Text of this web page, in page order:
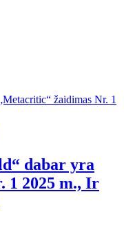
dabar yra
1 2025 m., Ir